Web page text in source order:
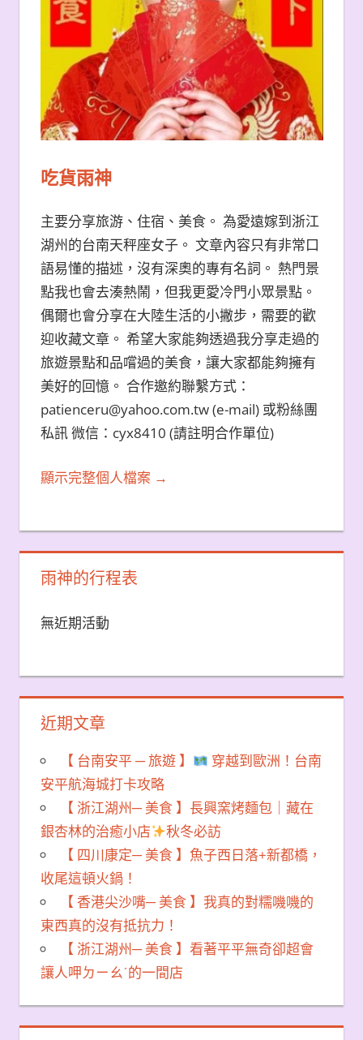
吃貨雨神
主要分享旅游、住宿、美食。 為愛遠嫁到浙江
湖州的台南天秤座女子。 文章內容只有非常口
語易懂的描述，沒有深奧的專有名詞。 熱門景
點我也會去湊熱鬧，但我更愛冷門小眾景點。
偶爾也會分享在大陸生活的小撇步，需要的歡
迎收藏文章。 希望大家能夠透過我分享走過的
旅遊景點和品嚐過的美食，讓大家都能夠擁有
美好的回憶。 合作邀約聯繫方式：
patienceru@yahoo.com.tw (e-mail) 或粉絲團
私訊 微信：cyx8410 (請註明合作單位)
顯示完整個人檔案 →
雨神的行程表
無近期活動
近期文章
【 台南安平 ─ 旅遊 】
穿越到歐洲！台南
安平航海城打卡攻略
【 浙江湖州─ 美食 】長興窯烤麵包｜藏在
銀杏林的治癒小店
秋冬必訪
【 四川康定─ 美食 】魚子西日落+新都橋，
收尾這頓火鍋！
【 香港尖沙嘴─ 美食 】我真的對糯嘰嘰的
東西真的沒有抵抗力！
【 浙江湖州─ 美食 】看著平平無奇卻超會
讓人呷ㄉㄧㄠˊ的一間店